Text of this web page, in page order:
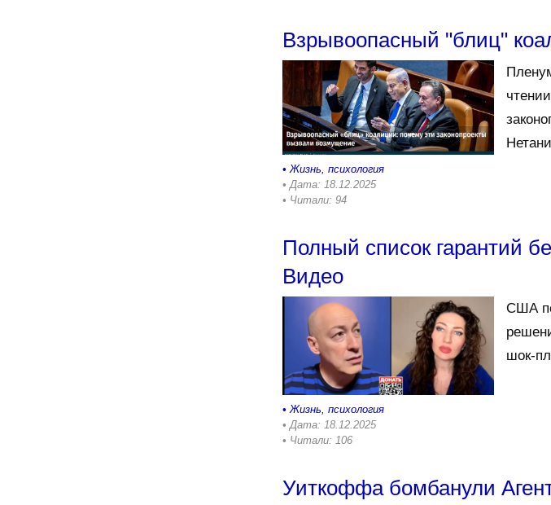
Взрывоопасный "блиц"
• Жизнь, психология
• Дата: 18.12.2025
• Читали: 94
Полный список гарантий
Видео
•Жизнь, психология
• Дата: 18.12.2025
• Читали: 106
США
шок-
Уиткоффа бомбанули